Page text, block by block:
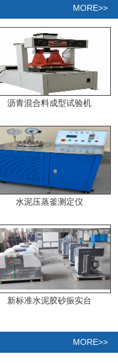
MORE>>
沥青混合料成型试验机
水泥压蒸釜测定仪
新标准水泥胶砂振实台
MORE>>